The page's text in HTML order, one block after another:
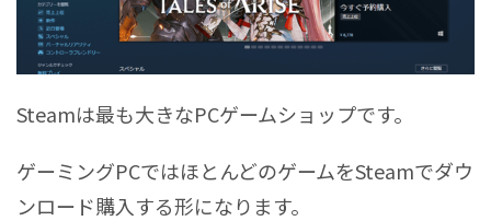
Steamは最も大きなPCゲームショップです。
ゲーミングPCではほとんどのゲームをSteamでダウ
ンロード購入する形になります。